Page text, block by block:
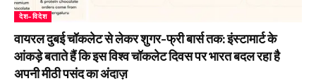
देश-विदेश
वायरल दुबई चॉकलेट से लेकर शुगर-फ्री बार्स तक: इंस्टामार्ट के
आंकड़े बताते हैं कि इस विश्व चॉकलेट दिवस पर भारत बदल रहा है
अपनी मीठी पसंद का अंदाज़